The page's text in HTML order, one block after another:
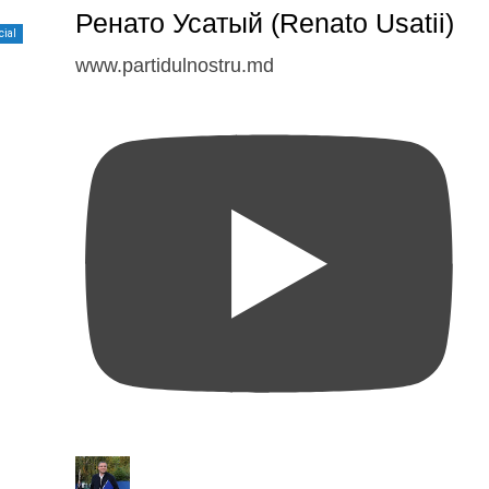
Ренато Усатый (Renato Usatii)
www.partidulnostru.md